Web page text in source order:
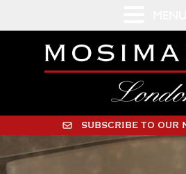
SUBSCRIBE TO OUR